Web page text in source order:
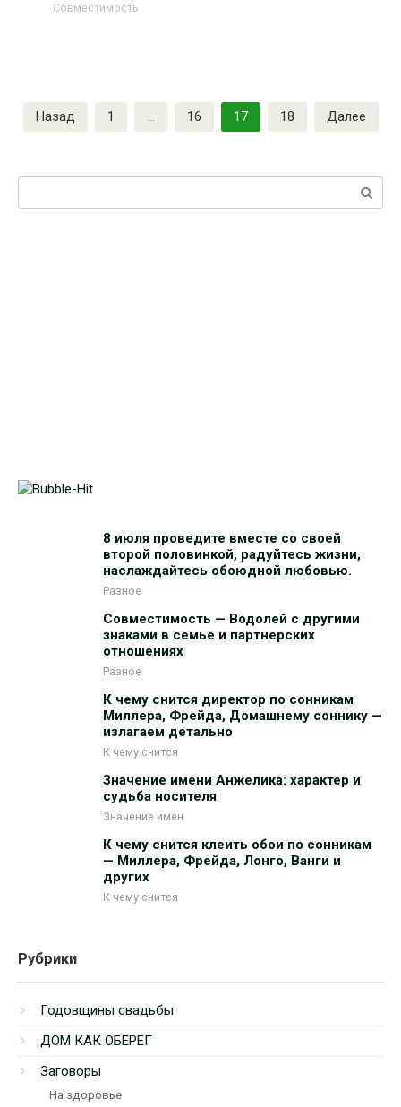
Совместимость
Пагинация
записей
Назад 1 … 16 17 18 Далее
8 июля проведите вместе со своей
второй половинкой, радуйтесь жизни,
наслаждайтесь обоюдной любовью.
Разное
Совместимость — Водолей с другими
знаками в семье и партнерских
отношениях
Разное
К чему снится директор по сонникам
Миллера, Фрейда, Домашнему соннику —
излагаем детально
К чему снится
Значение имени Анжелика: характер и
судьба носителя
Значение имен
К чему снится клеить обои по сонникам
— Миллера, Фрейда, Лонго, Ванги и
других
К чему снится
Рубрики
Годовщины свадьбы
ДОМ КАК ОБЕРЕГ
Заговоры
На здоровье